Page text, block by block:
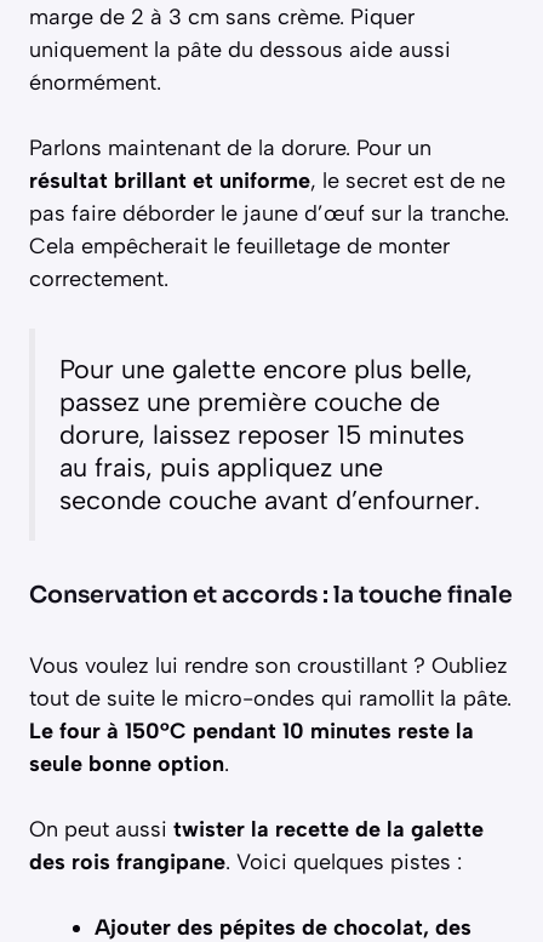
marge de 2 à 3 cm sans crème. Piquer
uniquement la pâte du dessous aide aussi
énormément.
Parlons maintenant de la dorure. Pour un
résultat brillant et uniforme, le secret est de ne
pas faire déborder le jaune d’œuf sur la tranche.
Cela empêcherait le feuilletage de monter
correctement.
Pour une galette encore plus belle,
passez une première couche de
dorure, laissez reposer 15 minutes
au frais, puis appliquez une
seconde couche avant d’enfourner.
Conservation et accords : la touche finale
Vous voulez lui rendre son croustillant ? Oubliez
tout de suite le micro-ondes qui ramollit la pâte.
Le four à 150°C pendant 10 minutes reste la
seule bonne option.
On peut aussi twister la recette de la galette
des rois frangipane. Voici quelques pistes :
Ajouter des pépites de chocolat, des